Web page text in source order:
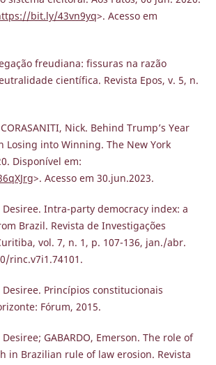
bit.ly/43vn9yq>. Acesso em
freudiana: fissuras na razão
científica. Revista Epos, v. 5, n.
CORASANITI, Nick. Behind Trump’s Year
Losing into Winning. The New York
Disponível em:
>. Acesso em 30.jun.2023.
Desiree. Intra-party democracy index: a
Brazil. Revista de Investigações
vol. 7, n. 1, p. 107-136, jan./abr.
rinc.v7i1.74101.
Desiree. Princípios constitucionais
Fórum, 2015.
Desiree; GABARDO, Emerson. The role of
in Brazilian rule of law erosion. Revista